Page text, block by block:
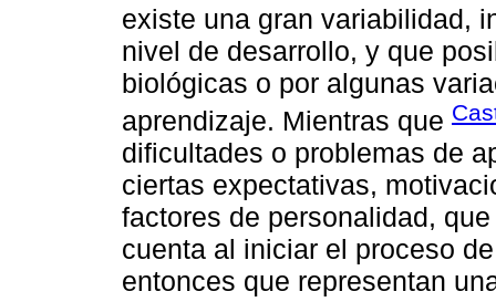
existe una gran variabilidad,
nivel de desarrollo, y que
biológicas o por algunas
aprendizaje. Mientras que
dificultades o problemas de
ciertas expectativas,
factores de personalidad,
cuenta al iniciar el proceso
entonces que representan